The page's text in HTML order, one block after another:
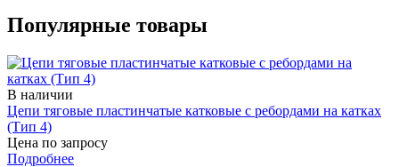
Популярные товары
В наличии
Цепи тяговые пластинчатые катковые с ребордами на катках
(Тип 4)
Цена по запросу
Подробнее